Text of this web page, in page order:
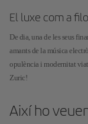
El luxe com a
De dia, una de les seus
amants de la música
opulència i modernitat
Zuric!
Així ho